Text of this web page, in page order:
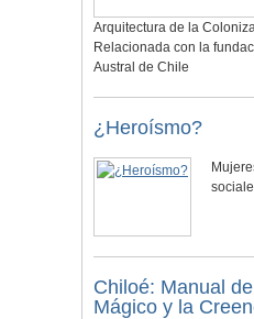
Arquitectura de la
Relacionada con la
Austral de Chile
¿Heroísmo?
Chiloé: Manual
Mágico y la